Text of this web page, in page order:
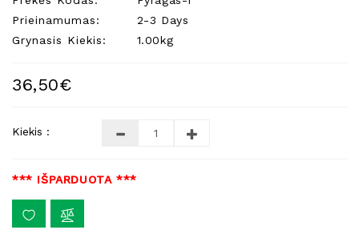
Pirties
Reikalai
Dovanos
Prieinamumas:
2-3 Days
Grynasis Kiekis:
1.00kg
36,50€
Kiekis :
*** IŠPARDUOTA ***